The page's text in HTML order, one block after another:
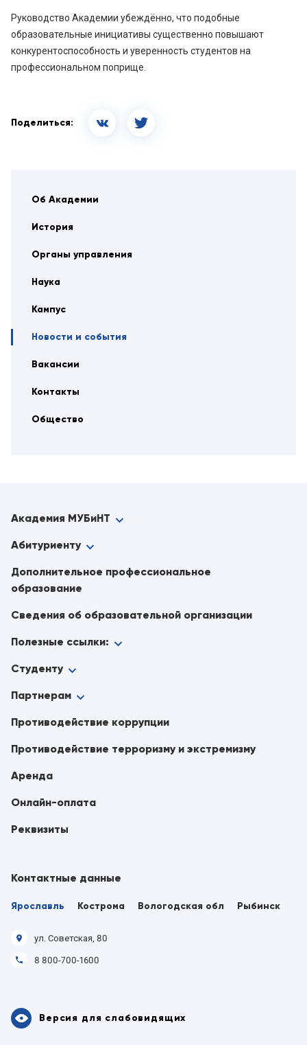
Об Академии
История
Органы управления
Наука
Кампус
Новости и события
Вакансии
Контакты
Общество
Руководство Академии убеждённо, что подобные
образовательные инициативы существенно повышают
конкурентоспособность и уверенность студентов на
профессиональном поприще.
Поделиться:
Академия МУБиНТ
Абитуриенту
Дополнительное профессиональное
образование
Сведения об образовательной организации
Полезные ссылки:
Версия для слабовидящих
Студенту
Партнерам
Противодействие коррупции
Противодействие терроризму и экстремизму
Аренда
Онлайн-оплата
Реквизиты
Контактные данные
Ярославль Кострома Вологодская обл Рыбинск
ул. Советская, 80
8 800-700-1600